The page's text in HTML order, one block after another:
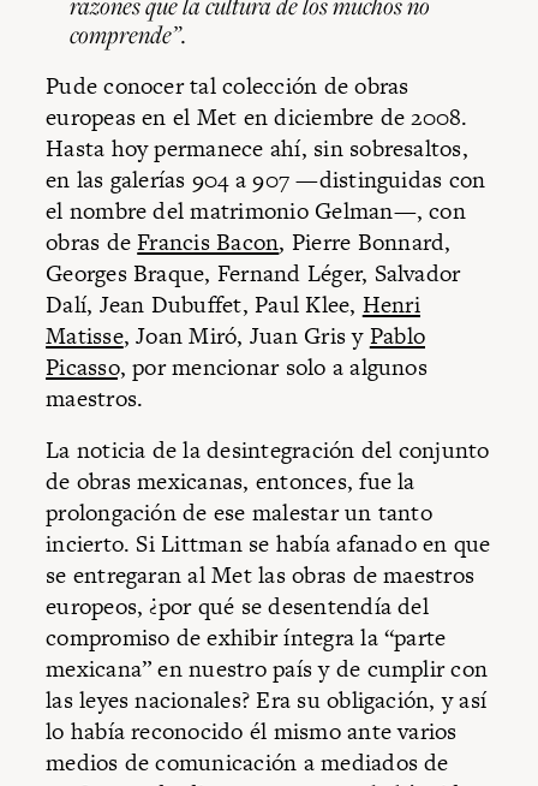
comprende”.
Pude conocer tal colección de obras
europeas en el Met en diciembre de 2008.
Hasta hoy permanece ahí, sin sobresaltos,
en las galerías 904 a 907 —distinguidas con
el nombre del matrimonio Gelman—, con
obras deFrancis Bacon, Pierre Bonnard,
Georges Braque, Fernand Léger, Salvador
Dalí, Jean Dubuffet, Paul Klee, Henri
Matisse, Joan Miró, Juan Gris yPablo
Picasso, por mencionar solo a algunos
maestros.
La noticia de la desintegración del conjunto
de obras mexicanas, entonces, fue la
prolongación de ese malestar un tanto
incierto. Si Littman se había afanado en que
se entregaran al Met las obras de maestros
europeos, ¿por qué se desentendía del
compromiso de exhibir íntegra la “parte
mexicana” en nuestro país y de cumplir con
las leyes nacionales? Era su obligación, y así
lo había reconocido él mismo ante varios
medios de comunicación a mediados de